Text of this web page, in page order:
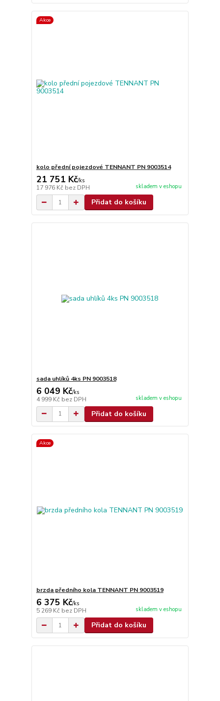
Akce
kolo přední pojezdové TENNANT PN 9003514
21 751 Kč/ks
17 976 Kč bez DPH skladem v eshopu
Přidat do košíku
sada uhlíků 4ks PN 9003518
6 049 Kč/ks
4 999 Kč bez DPH skladem v eshopu
Přidat do košíku
Akce
brzda předního kola TENNANT PN 9003519
6 375 Kč/ks
5 269 Kč bez DPH skladem v eshopu
Přidat do košíku